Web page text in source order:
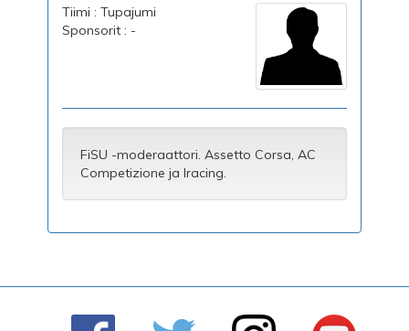
Tiimi : Tupajumi
Sponsorit : -
FiSU -moderaattori. Assetto Corsa, AC
Competizione ja Iracing.